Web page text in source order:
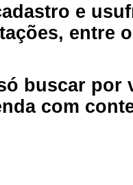
e
entre
buscar por
com